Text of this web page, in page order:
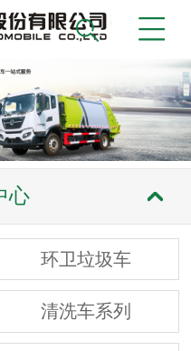
心
环卫垃圾车
清洗车系列